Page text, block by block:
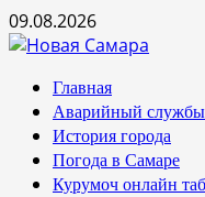
Перейти
к
09.08.2026
Основное
меню
Главная
Аварийный
История города
Погода в Самаре
Курумоч онлайн